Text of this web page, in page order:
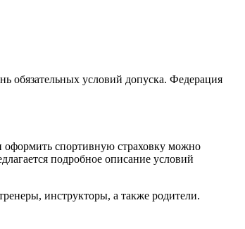
обязательных условий допуска. Федерация
оформить спортивную страховку можно
подробное описание условий
инструкторы, а также родители.